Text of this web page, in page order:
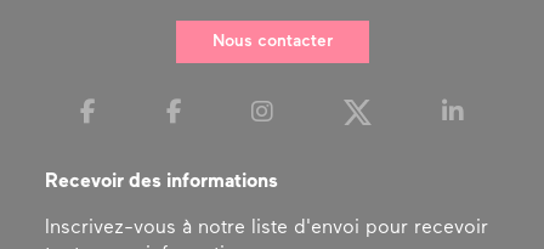
Nous contacter
Recevoir des informations
Inscrivez-vous à notre liste d'envoi pour recevoir